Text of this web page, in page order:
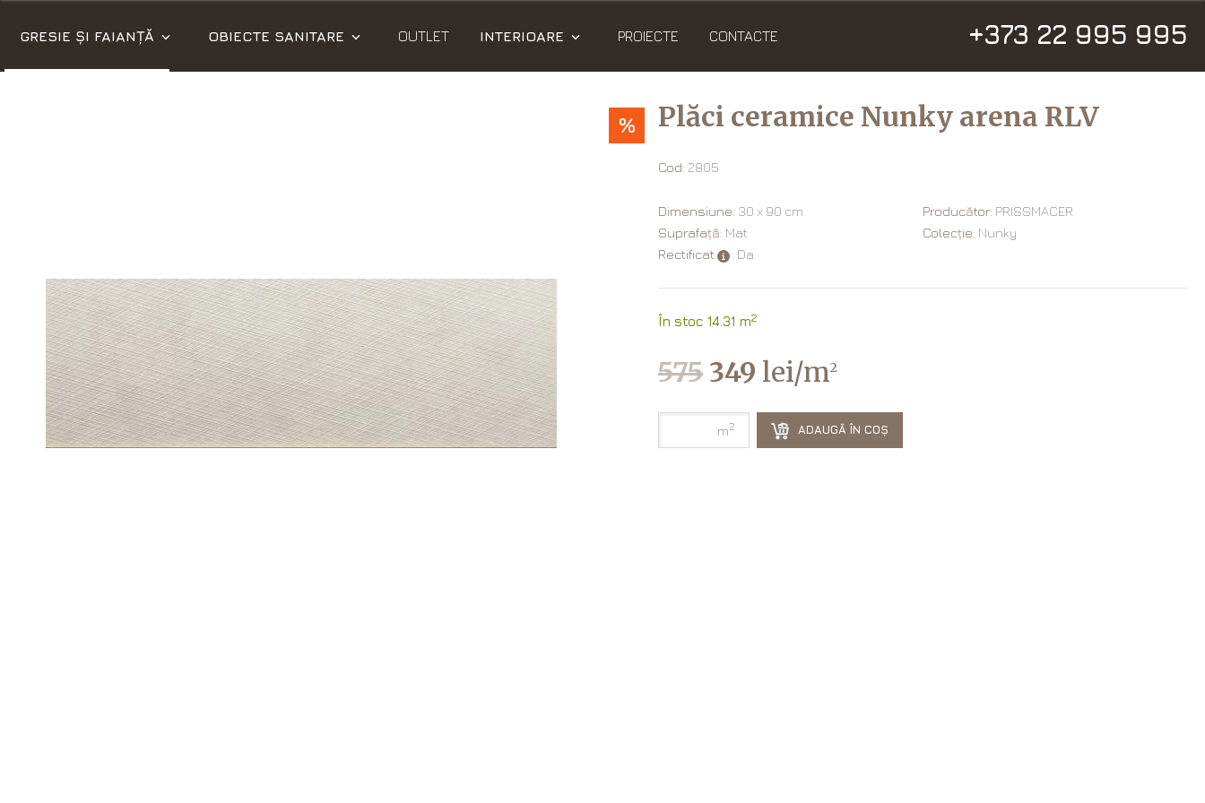
GRESIE ȘI FAIANȚĂ OBIECTE SANITARE OUTLET INTERIOARE PROIECTE CONTACTE +373 22 995 995
% Plăci ceramice Nunky arena RLV
Cod: 2805
În stoc 14.31 m2
575 349 lei/m2
m2 ADAUGĂ ÎN COȘ
Dimensiune: 30 х 90 cm
Suprafață: Mat
Rectificat
: Da
Producător: PRISSMACER
Colecție: Nunky